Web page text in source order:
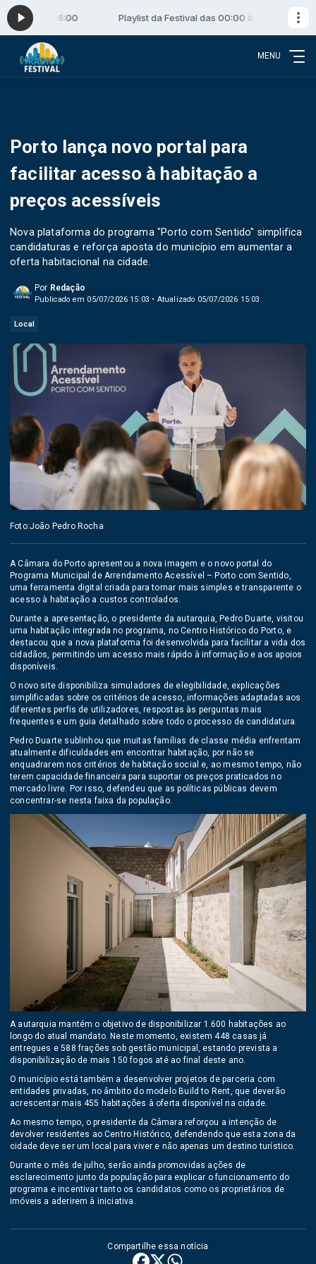
às 06:00 Playlist da Festival das 00:00 às 06:00
MENU
Porto lança novo portal para
facilitar acesso à habitação a
preços acessíveis
Nova plataforma do programa "Porto com Sentido" simplifica
candidaturas e reforça aposta do município em aumentar a
oferta habitacional na cidade.
Por Redação
Publicado em 05/07/2026 15:03 • Atualizado 05/07/2026 15:03
Local
Foto:João Pedro Rocha
A Câmara do Porto apresentou a nova imagem e o novo portal do
Programa Municipal de Arrendamento Acessível – Porto com Sentido,
uma ferramenta digital criada para tornar mais simples e transparente o
acesso à habitação a custos controlados.
Durante a apresentação, o presidente da autarquia, Pedro Duarte, visitou
uma habitação integrada no programa, no Centro Histórico do Porto, e
destacou que a nova plataforma foi desenvolvida para facilitar a vida dos
cidadãos, permitindo um acesso mais rápido à informação e aos apoios
disponíveis.
O novo site disponibiliza simuladores de elegibilidade, explicações
simplificadas sobre os critérios de acesso, informações adaptadas aos
diferentes perfis de utilizadores, respostas às perguntas mais
frequentes e um guia detalhado sobre todo o processo de candidatura.
Pedro Duarte sublinhou que muitas famílias de classe média enfrentam
atualmente dificuldades em encontrar habitação, por não se
enquadrarem nos critérios de habitação social e, ao mesmo tempo, não
terem capacidade financeira para suportar os preços praticados no
mercado livre. Por isso, defendeu que as políticas públicas devem
concentrar-se nesta faixa da população.
A autarquia mantém o objetivo de disponibilizar 1.600 habitações ao
longo do atual mandato. Neste momento, existem 448 casas já
entregues e 588 frações sob gestão municipal, estando prevista a
disponibilização de mais 150 fogos até ao final deste ano.
O município está também a desenvolver projetos de parceria com
entidades privadas, no âmbito do modelo Build to Rent, que deverão
acrescentar mais 455 habitações à oferta disponível na cidade.
Ao mesmo tempo, o presidente da Câmara reforçou a intenção de
devolver residentes ao Centro Histórico, defendendo que esta zona da
cidade deve ser um local para viver e não apenas um destino turístico.
Durante o mês de julho, serão ainda promovidas ações de
esclarecimento junto da população para explicar o funcionamento do
programa e incentivar tanto os candidatos como os proprietários de
imóveis a aderirem à iniciativa.
Compartilhe essa notícia